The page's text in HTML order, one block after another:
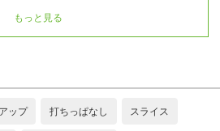
もっと見る
ップ 打ちっぱなし スライス